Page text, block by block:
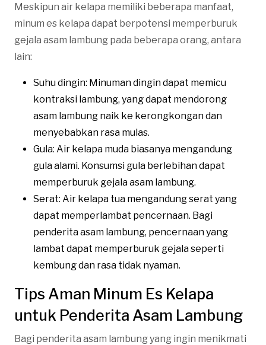
Meskipun air kelapa memiliki beberapa manfaat,
minum es kelapa dapat berpotensi memperburuk
gejala asam lambung pada beberapa orang, antara
lain:
Suhu dingin: Minuman dingin dapat memicu
kontraksi lambung, yang dapat mendorong
asam lambung naik ke kerongkongan dan
menyebabkan rasa mulas.
Gula: Air kelapa muda biasanya mengandung
gula alami. Konsumsi gula berlebihan dapat
memperburuk gejala asam lambung.
Serat: Air kelapa tua mengandung serat yang
dapat memperlambat pencernaan. Bagi
penderita asam lambung, pencernaan yang
lambat dapat memperburuk gejala seperti
kembung dan rasa tidak nyaman.
Tips Aman Minum Es Kelapa
untuk Penderita Asam Lambung
Bagi penderita asam lambung yang ingin menikmati